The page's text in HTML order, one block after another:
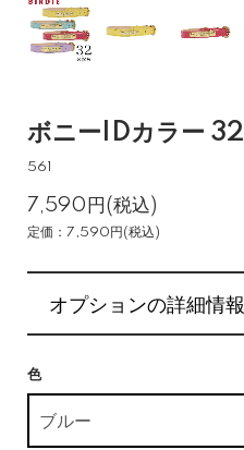
ボニーIDカラー 32
561
7,590円(税込)
定価：7,590円(税込)
オプションの詳細情報
色